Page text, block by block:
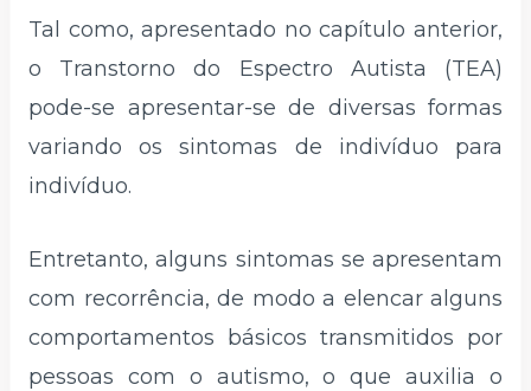
Tal como, apresentado no capítulo anterior,
o Transtorno do Espectro Autista (TEA)
pode-se apresentar-se de diversas formas
variando os sintomas de indivíduo para
indivíduo.
Entretanto, alguns sintomas se apresentam
com recorrência, de modo a elencar alguns
comportamentos básicos transmitidos por
pessoas com o autismo, o que auxilia o